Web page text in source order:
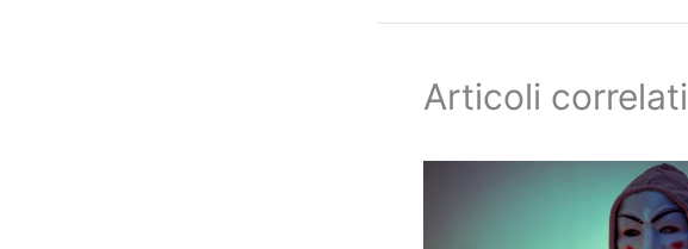
Articoli correlati